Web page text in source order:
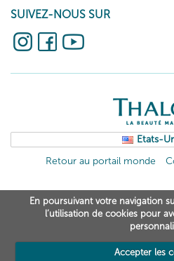
SUIVEZ-NOUS SUR
Etats-
Retour au portail monde
En poursuivant votre navigation
l’utilisation de cookies pour
Accepter les